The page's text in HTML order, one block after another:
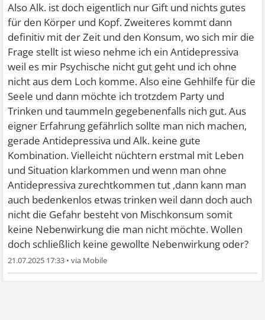
Also Alk. ist doch eigentlich nur Gift und nichts gutes
für den Körper und Kopf. Zweiteres kommt dann
definitiv mit der Zeit und den Konsum, wo sich mir die
Frage stellt ist wieso nehme ich ein Antidepressiva
weil es mir Psychische nicht gut geht und ich ohne
nicht aus dem Loch komme. Also eine Gehhilfe für die
Seele und dann möchte ich trotzdem Party und
Trinken und taummeln gegebenenfalls nich gut. Aus
eigner Erfahrung gefährlich sollte man nich machen,
gerade Antidepressiva und Alk. keine gute
Kombination. Vielleicht nüchtern erstmal mit Leben
und Situation klarkommen und wenn man ohne
Antidepressiva zurechtkommen tut ,dann kann man
auch bedenkenlos etwas trinken weil dann doch auch
nicht die Gefahr besteht von Mischkonsum somit
keine Nebenwirkung die man nicht möchte. Wollen
doch schließlich keine gewollte Nebenwirkung oder?
21.07.2025 17:33 •